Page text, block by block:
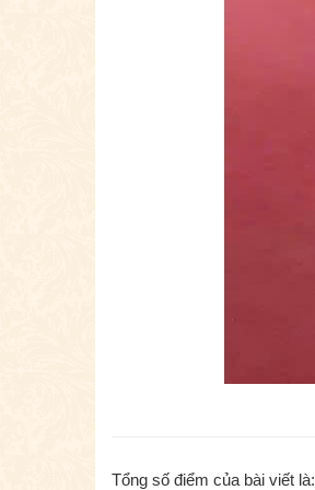
Tổng số điểm của bài viết là: